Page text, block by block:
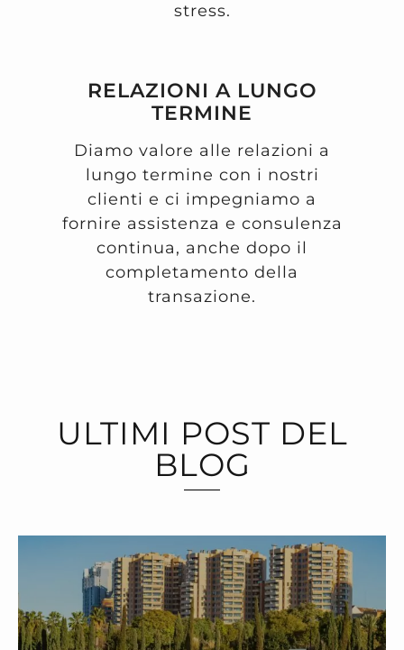
stress.
RELAZIONI A LUNGO
TERMINE
Diamo valore alle relazioni a
lungo termine con i nostri
clienti e ci impegniamo a
fornire assistenza e consulenza
continua, anche dopo il
completamento della
transazione.
ULTIMI POST DEL
BLOG